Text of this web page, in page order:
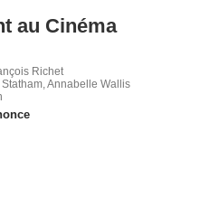
au Cinéma
Richet
Annabelle Wallis